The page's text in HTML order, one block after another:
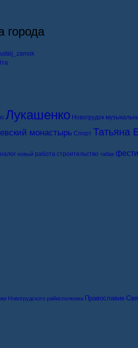
города
Лукашенко Новогрудок
монастырь Спорт Татьяна
налог новый работастроительство табак
Новогрудского райисполкома Православие